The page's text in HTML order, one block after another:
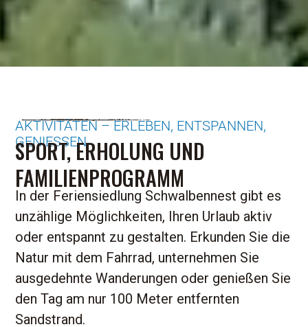
AKTIVITÄTEN – ERLEBEN, ENTSPANNEN,
GENIESSEN
SPORT, ERHOLUNG UND
FAMILIENPROGRAMM
In der Feriensiedlung Schwalbennest gibt es
unzählige Möglichkeiten, Ihren Urlaub aktiv
oder entspannt zu gestalten. Erkunden Sie die
Natur mit dem Fahrrad, unternehmen Sie
ausgedehnte Wanderungen oder genießen Sie
den Tag am nur 100 Meter entfernten
Sandstrand.